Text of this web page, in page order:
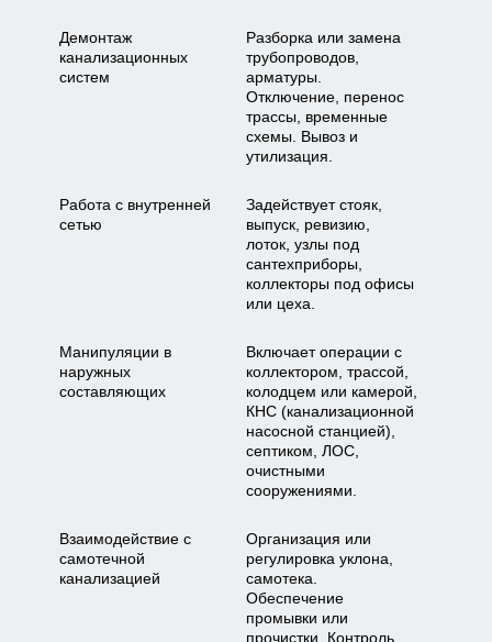
Демонтаж
канализационных
систем
Разборка или замена
трубопроводов,
арматуры.
Отключение, перенос
трассы, временные
схемы. Вывоз и
утилизация.
Работа с внутренней
сетью
Задействует стояк,
выпуск, ревизию,
лоток, узлы под
сантехприборы,
коллекторы под офисы
или цеха.
Манипуляции в
наружных
составляющих
Включает операции с
коллектором, трассой,
колодцем или камерой,
КНС (канализационной
насосной станцией),
септиком, ЛОС,
очистными
сооружениями.
Взаимодействие с
самотечной
канализацией
Организация или
регулировка уклона,
самотека.
Обеспечение
промывки или
прочистки. Контроль